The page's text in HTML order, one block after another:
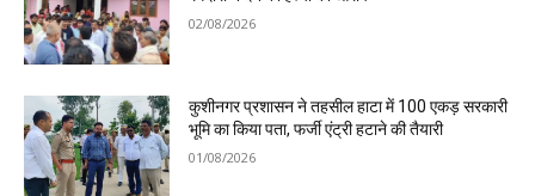
02/08/2026
कुशीनगर प्रशासन ने तहसील हाटा में 100 एकड़ सरकारी
भूमि का किया पता, फर्जी एंट्री हटाने की तैयारी
01/08/2026